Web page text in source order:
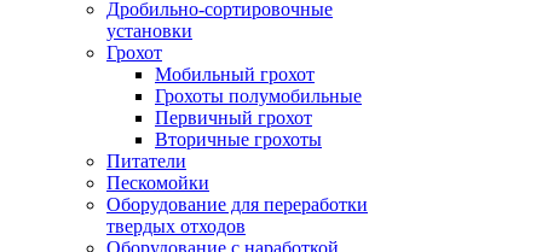
Дробильно-сортировочные
установки
Грохот
Мобильный грохот
Грохоты полумобильные
Первичный грохот
Вторичные грохоты
Питатели
Пескомойки
Оборудование для переработки
твердых отходов
Оборудование с наработкой